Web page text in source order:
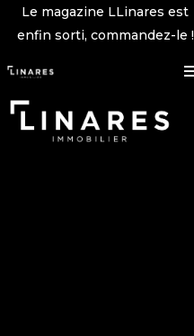
Le magazine LLinares est
enfin sorti, commandez-le !